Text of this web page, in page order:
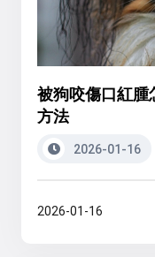
被狗咬傷口紅腫
方法
2026-01-16
2026-01-16